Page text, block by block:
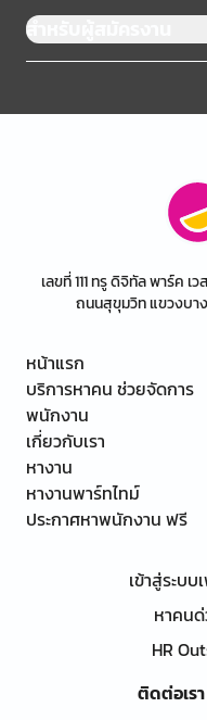
สำหรับผู้สมัครงาน
เลขที่ 111 ทรู ดิจิทัล พาร์ค
ถนนสุขุมวิท แขวงบา
หน้าแรก
บริการหาคน ช่วยจัดการ
พนักงาน
เกี่ยวกับเรา
หางาน
หางานพาร์ทไทม์
ประกาศหาพนักงาน ฟรี
เข้าสู่ระบ
หาคนด่
HR
ติดต่อเรา